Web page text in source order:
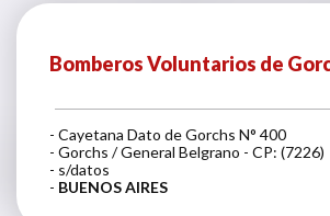
Bomberos Voluntarios de
- Cayetana Dato de Gorchs N° 400
- Gorchs / General Belgrano - CP: (7226)
- s/datos
- BUENOS AIRES